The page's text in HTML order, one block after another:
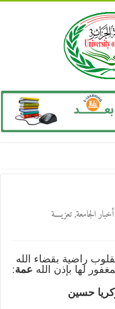
أخبار الجامعة,تعزيــــة
راضية بقضاء الله
لها بإذن الله عمة:
حسين